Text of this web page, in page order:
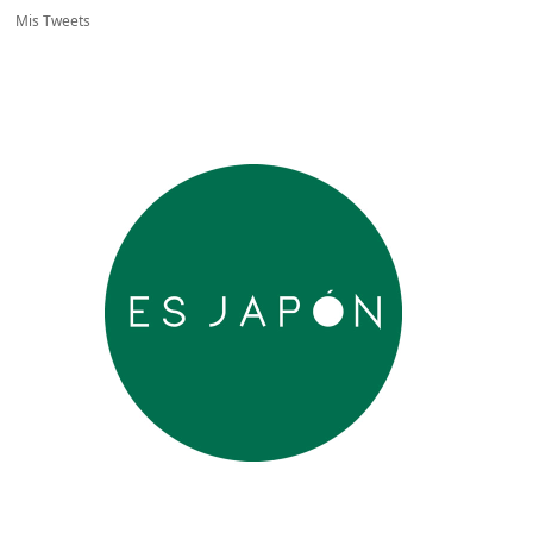
Mis Tweets